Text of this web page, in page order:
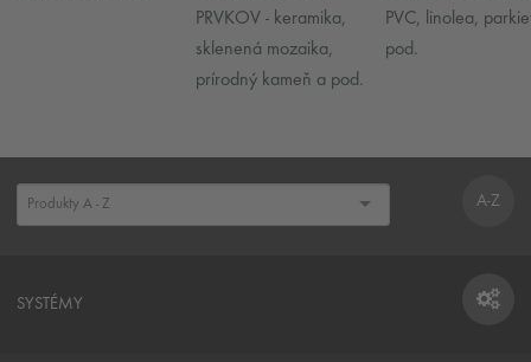
PRVKOV - keramika,
sklenená mozaika,
prírodný kameň a pod.
PVC, linolea,
pod.
A-Z
SYSTÉMY